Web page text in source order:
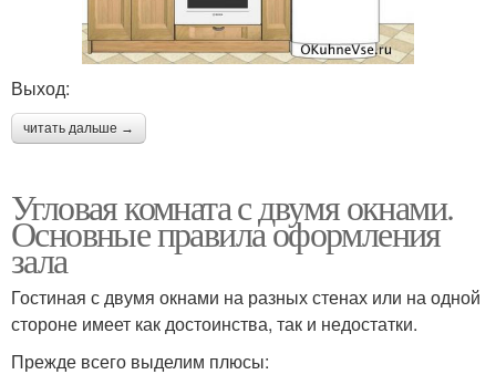
Выход:
читать дальше →
Угловая комната с двумя окнами.
Основные правила оформления
зала
Гостиная с двумя окнами на разных стенах или на одной
стороне имеет как достоинства, так и недостатки.
Прежде всего выделим плюсы: